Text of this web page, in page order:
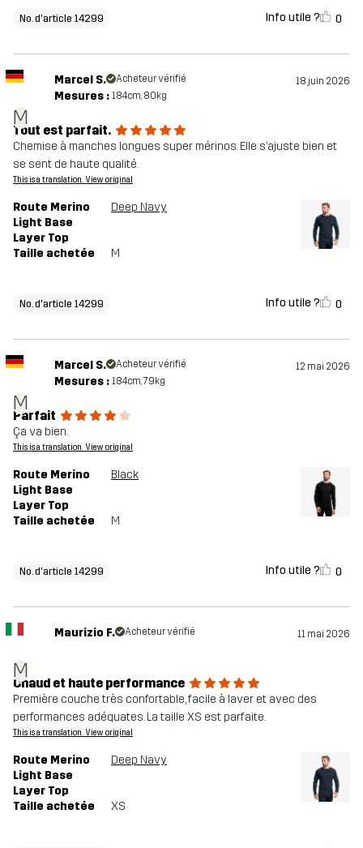
No. d'article 14299 Info utile ? 0
M
Marcel S. Acheteur vérifié 18 juin 2026
Mesures : 184cm, 80kg
Tout est parfait.
Chemise à manches longues super mérinos. Elle s’ajuste bien et
se sent de haute qualité.
This is a translation. View original
Route Merino
Light Base
Layer Top
Deep Navy
Taille achetée M
No. d'article 14299 Info utile ? 0
M
Marcel S. Acheteur vérifié 12 mai 2026
Mesures : 184cm, 79kg
Parfait
Ça va bien.
This is a translation. View original
Route Merino
Light Base
Layer Top
Black
Taille achetée M
No. d'article 14299 Info utile ? 0
M
Maurizio F. Acheteur vérifié 11 mai 2026
Chaud et haute performance
Première couche très confortable, facile à laver et avec des
performances adéquates. La taille XS est parfaite.
This is a translation. View original
Route Merino
Light Base
Layer Top
Deep Navy
Taille achetée XS